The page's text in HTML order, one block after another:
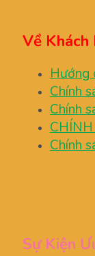
Về Khách
Hướng
Chính
Chính
Chính
Sự Kiện